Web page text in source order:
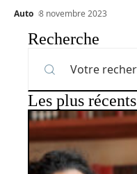
Auto 8 novembre 2023
Recherche
Les plus récents